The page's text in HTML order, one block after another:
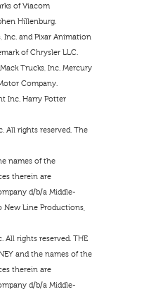
of Viacom
Hillenburg.
Inc. and Pixar Animation
of Chrysler LLC.
Trucks, Inc. Mercury
Company.
Inc. Harry Potter
All rights reserved. The
names of the
therein are
d/b/a Middle-
New Line Productions,
All rights reserved. THE
and the names of the
therein are
d/b/a Middle-